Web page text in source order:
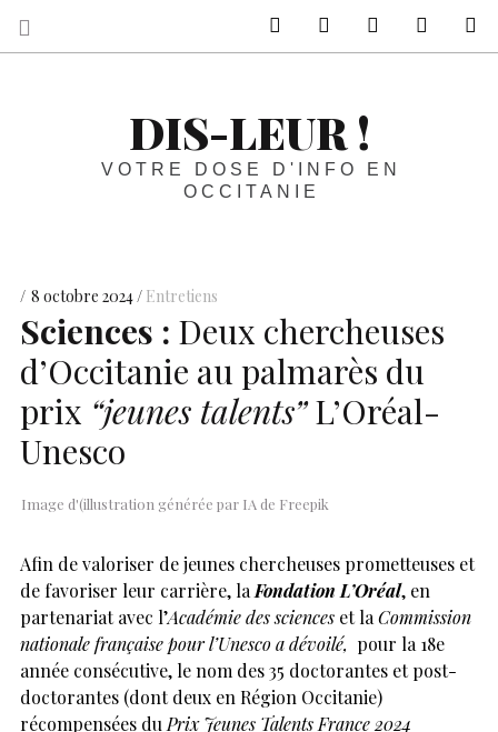
DIS-LEUR !
VOTRE DOSE D'INFO EN
OCCITANIE
8 octobre 2024 Entretiens
Sciences : Deux chercheuses
d’Occitanie au palmarès du
prix “jeunes talents”L’Oréal-
Unesco
Image d'(illustration générée par IA de Freepik
Afin de valoriser de jeunes chercheuses prometteuses et
de favoriser leur carrière, la Fondation L’Oréal, en
partenariat avec l’Académie des sciences et la Commission
nationale française pour l’Unesco a dévoilé, pour la 18e
année consécutive, le nom des 35 doctorantes et post-
doctorantes (dont deux en Région Occitanie)
récompensées du Prix Jeunes Talents France 2024